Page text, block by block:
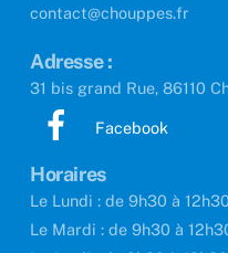
contact@chouppes.fr
Adresse :
31 bis grand Rue, 86110
Facebook
Horaires
Le Lundi : de 9h30 à
Le Mardi : de 9h30 à